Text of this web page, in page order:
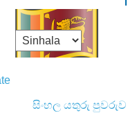
සිංහල යතුරු පුවරුව